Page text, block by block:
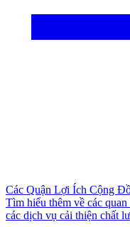
Các Quận Lợi Ích Cộng
Tìm hiểu thêm về các
các dịch vụ cải thiện chất